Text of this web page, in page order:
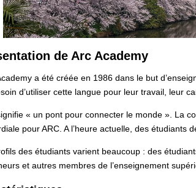
de Arc Academy
a été créée en 1986 dans le but
d’utiliser cette langue pour leur travail, leur
« un pont pour connecter le monde ». La
pour ARC. A l’heure actuelle, des étudiants
des étudiants varient beaucoup : des
et autres membres de l’enseignement